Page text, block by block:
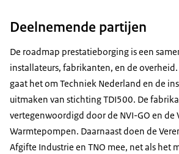
Deelnemende partijen
De roadmap prestatieborging is een
installateurs, fabrikanten, en de
gaat het om Techniek Nederland en de
uitmaken van stichting TDI500. De
vertegenwoordigd door de NVI-GO en de
Warmtepompen. Daarnaast doen de
Afgifte Industrie en TNO mee, net als het